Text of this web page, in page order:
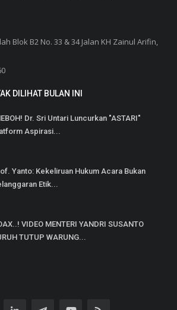
Blok B2 No. 33 & 34 Jalan KH Zainul Arifin,
DILIHAT BULAN INI
Dr. Sri Untari Luncurkan "ASTARI"
Aspirasi...
Yanto: Kekeliruan Hukum Acara Bukan
Etik...
VIDEO MENTERI YANDRI SUSANTO
TUTUP WARUNG...